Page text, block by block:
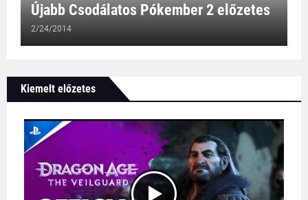
Újabb Csodálatos Pókember 2 előzetes
2/24/2014
Kiemelt előzetes